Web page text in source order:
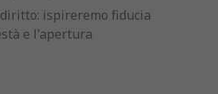
ispireremo fiducia
e l'apertura